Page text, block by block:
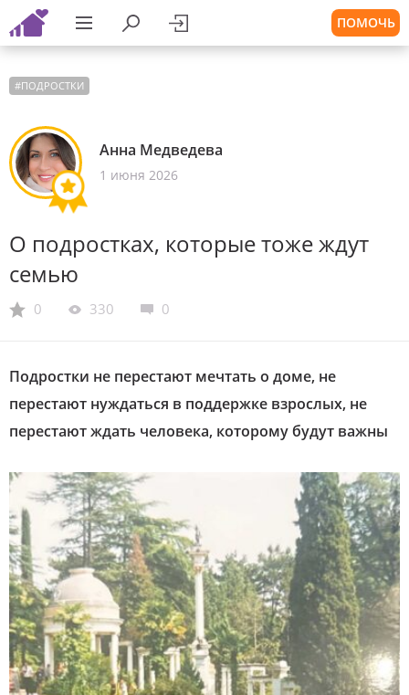
ПОМОЧЬ
#ПОДРОСТКИ
Анна Медведева
1 июня 2026
О подростках, которые тоже ждут
семью
0 330 0
Подростки не перестают мечтать о доме, не
перестают нуждаться в поддержке взрослых, не
перестают ждать человека, которому будут важны